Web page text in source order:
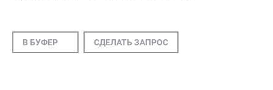
В БУФЕР СДЕЛАТЬ ЗАПРОС